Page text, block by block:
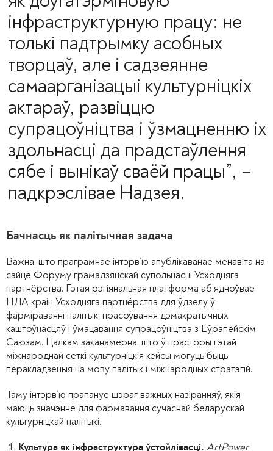
інфраструктурную працу: не
толькі падтрымку асобных
творцаў, але і садзеянне
самаарганізацыі культурніцкіх
актараў, развіццю
супрацоўніцтва і ўзмацненню іх
здольнасці да прадстаўлення
сябе і вынікаў сваёй працы”, –
падкрэслівае Надзея.
Бачнасць як палітычная задача
Важна, што праграмнае інтэрв’ю апублікаванае менавіта на
сайце Форуму грамадзянскай супольнасці Усходняга
партнёрства. Гэтая рэгіянальная платформа аб’ядноўвае
НДА краін Усходняга партнёрства для ўдзелу ў
фарміраванні палітык, прасоўвання дэмакратычных
каштоўнасцяў і ўмацавання супрацоўніцтва з Еўрапейскім
Саюзам. Цалкам заканамерна, што ў прасторы гэтай
міжнароднай сеткі культурніцкія кейсы могуць быць
перакладзеныя на мову палітык і міжнародных стратэгій.
Таму інтэрв’ю прапануе шэраг важных назіранняў, якія
маюць значэнне для фармавання сучаснай беларускай
культурніцкай палітыкі.
Культура як інфраструктура ўстойлівасці. ArtPower